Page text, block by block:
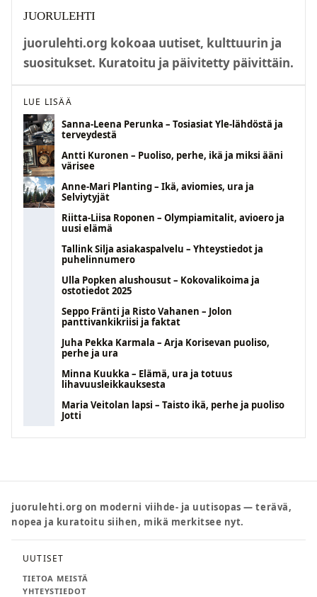
JUORULEHTI
juorulehti.org kokoaa uutiset, kulttuurin ja
suositukset. Kuratoitu ja päivitetty päivittäin.
LUE LISÄÄ
Sanna-Leena Perunka – Tosiasiat Yle-lähdöstä ja
terveydestä
Antti Kuronen – Puoliso, perhe, ikä ja miksi ääni
värisee
Anne-Mari Planting – Ikä, aviomies, ura ja
Selviytyjät
Riitta-Liisa Roponen – Olympiamitalit, avioero ja
uusi elämä
Tallink Silja asiakaspalvelu – Yhteystiedot ja
puhelinnumero
Ulla Popken alushousut – Kokovalikoima ja
ostotiedot 2025
Seppo Fränti ja Risto Vahanen – Jolon
panttivankikriisi ja faktat
Juha Pekka Karmala – Arja Korisevan puoliso,
perhe ja ura
Minna Kuukka – Elämä, ura ja totuus
lihavuusleikkauksesta
Maria Veitolan lapsi – Taisto ikä, perhe ja puoliso
Jotti
juorulehti.org on moderni viihde- ja uutisopas — terävä,
nopea ja kuratoitu siihen, mikä merkitsee nyt.
UUTISET
TIETOA MEISTÄ
YHTEYSTIEDOT